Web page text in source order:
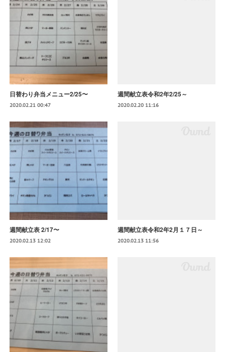
日替わり弁当メニュー2/25〜
2020.02.21 00:47
週間献立表令和2年2/25～
2020.02.20 11:16
週間献立表 2/17〜
2020.02.13 12:02
週間献立表令和2年2月１７日～
2020.02.13 11:56